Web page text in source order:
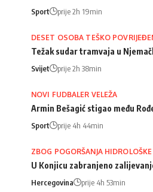
Sport prije 2h 19min
DESET OSOBA TEŠKO
Težak sudar tramvaja u
Svijet prije 2h 38min
NOVI FUDBALER VELEŽA
Armin Bešagić stigao među
Sport prije 4h 44min
ZBOG POGORŠANJA
U Konjicu zabranjeno
Hercegovina prije 4h 53min